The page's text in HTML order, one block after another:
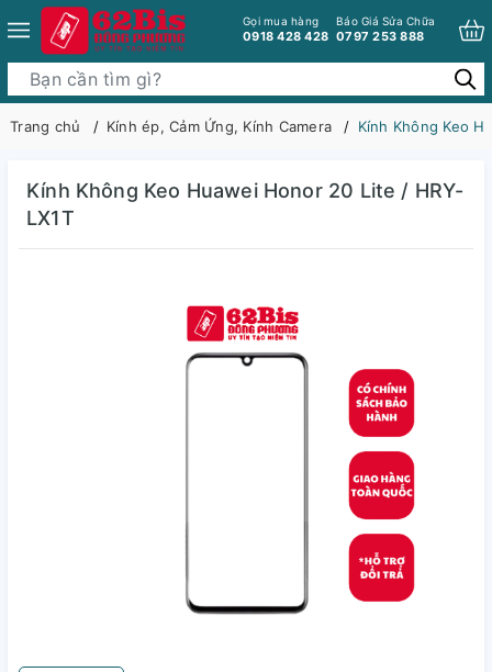
Gọi mua hàng
0918 428 428
Báo Giá Sửa Chữa
0797 253 888
Trang chủ Kính ép, Cảm Ứng, Kính Camera Kính Không Keo
Kính Không Keo Huawei Honor 20 Lite / HRY-
LX1T